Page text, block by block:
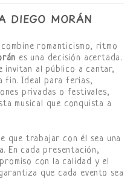
DIEGO MORÁN
romanticismo, ritmo
es una decisión acertada.
invitan al público a cantar,
fin. Ideal para ferias,
privadas o festivales,
musical que conquista a
que trabajar con él sea una
En cada presentación,
con la calidad y el
que cada evento sea